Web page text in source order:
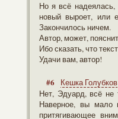
Но я всё надеялась,
новый выроет, или
Закончилось ничем.
Автор, может,
Ибо сказать, что
Удачи вам, автор!
#6
Кешка Голубков
Нет, Эдуард, всё не
Наверное, вы
притягивающее